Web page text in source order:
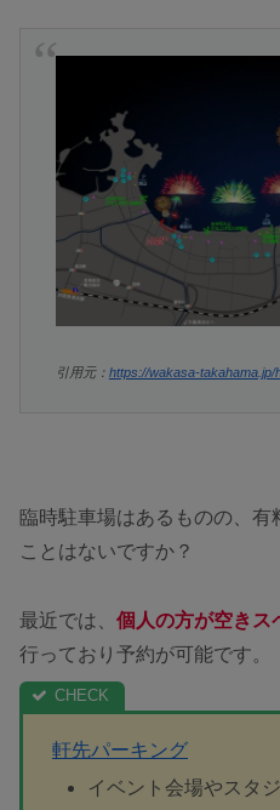
引用元： https://wakasa-takahama.jp/
臨時駐車場はあるものの、
ことはないですか？
最近では、 個人の方が空きス
行っており予約が可能です。
軒先パーキング
イベント会場やスタ